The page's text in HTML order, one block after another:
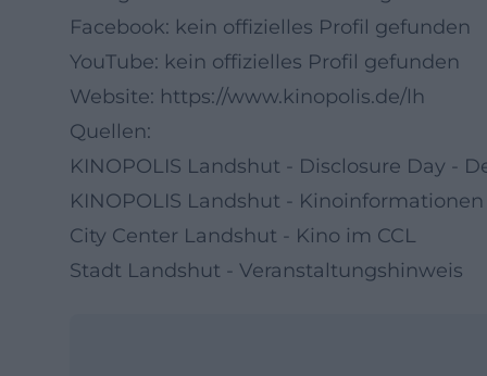
Facebook: kein offizielles Profil gefunden
YouTube: kein offizielles Profil gefunden
Website: https://www.kinopolis.de/lh
Quellen:
KINOPOLIS Landshut - Disclosure Day -
KINOPOLIS Landshut -
City Center Landshut - Kino im CCL
Stadt Landshut - Veranstaltungshinweis